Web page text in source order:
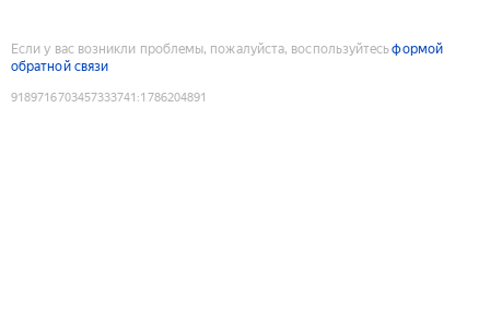
Если у вас возникли проблемы, пожалуйста, воспользуйтесьформой
обратной связи
9189716703457333741 :1786204891